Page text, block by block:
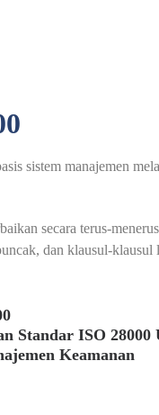
sistem manajemen
secara terus-
dan klausul-klausul
Standar ISO
Keamanan